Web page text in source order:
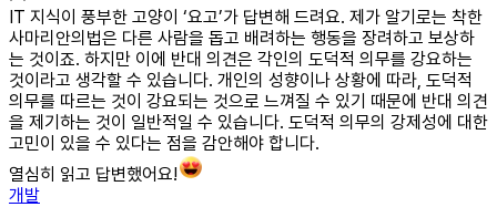
IT 지식이 풍부한 고양이 ‘요고’가 답변해 드려요. 제가 알기로는 착한
사마리안의법은 다른 사람을 돕고 배려하는 행동을 장려하고 보상하
는 것이죠. 하지만 이에 반대 의견은 각인의 도덕적 의무를 강요하는
것이라고 생각할 수 있습니다. 개인의 성향이나 상황에 따라, 도덕적
의무를 따르는 것이 강요되는 것으로 느껴질 수 있기 때문에 반대 의견
을 제기하는 것이 일반적일 수 있습니다. 도덕적 의무의 강제성에 대한
고민이 있을 수 있다는 점을 감안해야 합니다.
열심히 읽고 답변했어요!
개발